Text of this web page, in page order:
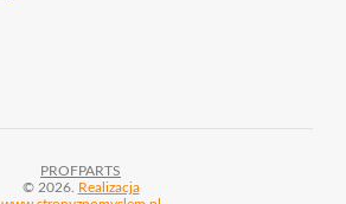
PROFPARTS
© 2026. Realizacja